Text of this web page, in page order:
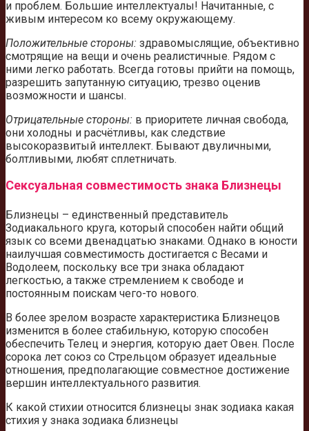
и проблем. Большие интеллектуалы! Начитанные, с
живым интересом ко всему окружающему.
Положительные стороны: здравомыслящие, объективно
смотрящие на вещи и очень реалистичные. Рядом с
ними легко работать. Всегда готовы прийти на помощь,
разрешить запутанную ситуацию, трезво оценив
возможности и шансы.
Отрицательные стороны: в приоритете личная свобода,
они холодны и расчётливы, как следствие
высокоразвитый интеллект. Бывают двуличными,
болтливыми, любят сплетничать.
Сексуальная совместимость знака Близнецы
Близнецы – единственный представитель
Зодиакального круга, который способен найти общий
язык со всеми двенадцатью знаками. Однако в юности
наилучшая совместимость достигается с Весами и
Водолеем, поскольку все три знака обладают
легкостью, а также стремлением к свободе и
постоянным поискам чего-то нового.
В более зрелом возрасте характеристика Близнецов
изменится в более стабильную, которую способен
обеспечить Телец и энергия, которую дает Овен. После
сорока лет союз со Стрельцом образует идеальные
отношения, предполагающие совместное достижение
вершин интеллектуального развития.
К какой стихии относится близнецы знак зодиака какая
стихия у знака зодиака близнецы